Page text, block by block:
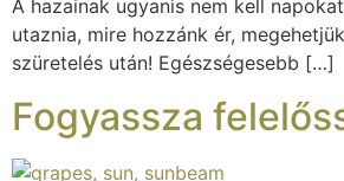
A hazainak ugyanis nem kell
utaznia, mire hozzánk ér,
szüretelés után! Egészségesebb […]
Fogyassza